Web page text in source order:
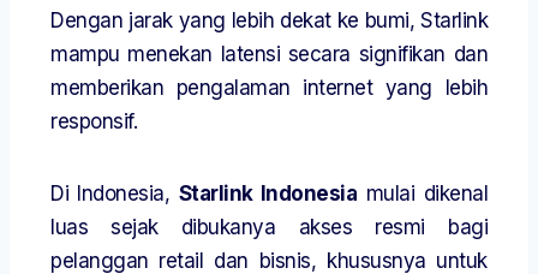
Dengan jarak yang lebih dekat ke bumi, Starlink
mampu menekan latensi secara signifikan dan
memberikan pengalaman internet yang lebih
responsif.
Di Indonesia, Starlink Indonesia mulai dikenal
luas sejak dibukanya akses resmi bagi
pelanggan retail dan bisnis, khususnya untuk